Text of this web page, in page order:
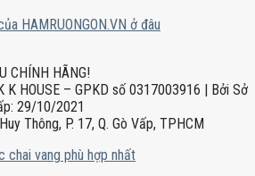
HAMRUONGON.VN ở đâu
CHÍNH HÃNG!
K HOUSE – GPKD số 0317003916 | Bởi Sở
29/10/2021
Thông, P. 17, Q. Gò Vấp, TPHCM
chai vang phù hợp nhất